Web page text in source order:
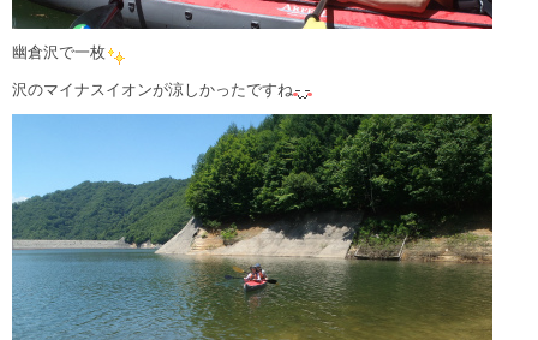
幽倉沢で一枚
沢のマイナスイオンが涼しかったですね